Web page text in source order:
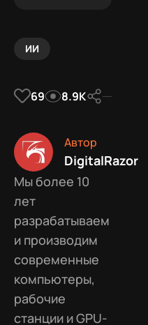
ИИ
69 8.9К
Автор
DigitalRazor
Мы более 10
лет
разрабатываем
и производим
современные
компьютеры,
рабочие
станции и GPU-